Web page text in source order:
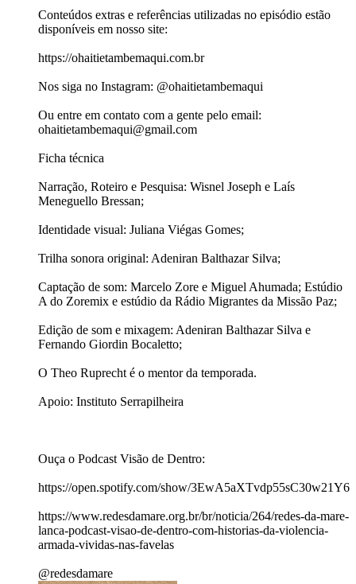
Conteúdos extras e referências utilizadas no episódio estão
disponíveis em nosso site:
https://ohaitietambemaqui.com.br
Nos siga no Instagram: @ohaitietambemaqui
Ou entre em contato com a gente pelo email:
ohaitietambemaqui@gmail.com
Ficha técnica
Narração, Roteiro e Pesquisa: Wisnel Joseph e Laís
Meneguello Bressan;
Identidade visual: Juliana Viégas Gomes;
Trilha sonora original: Adeniran Balthazar Silva;
Captação de som: Marcelo Zore e Miguel Ahumada; Estúdio
A do Zoremix e estúdio da Rádio Migrantes da Missão Paz;
Edição de som e mixagem: Adeniran Balthazar Silva e
Fernando Giordin Bocaletto;
O Theo Ruprecht é o mentor da temporada.
Apoio: Instituto Serrapilheira
Ouça o Podcast Visão de Dentro:
https://open.spotify.com/show/3EwA5aXTvdp55sC30w21Y6
https://www.redesdamare.org.br/br/noticia/264/redes-da-mare-
lanca-podcast-visao-de-dentro-com-historias-da-violencia-
armada-vividas-nas-favelas
@redesdamare